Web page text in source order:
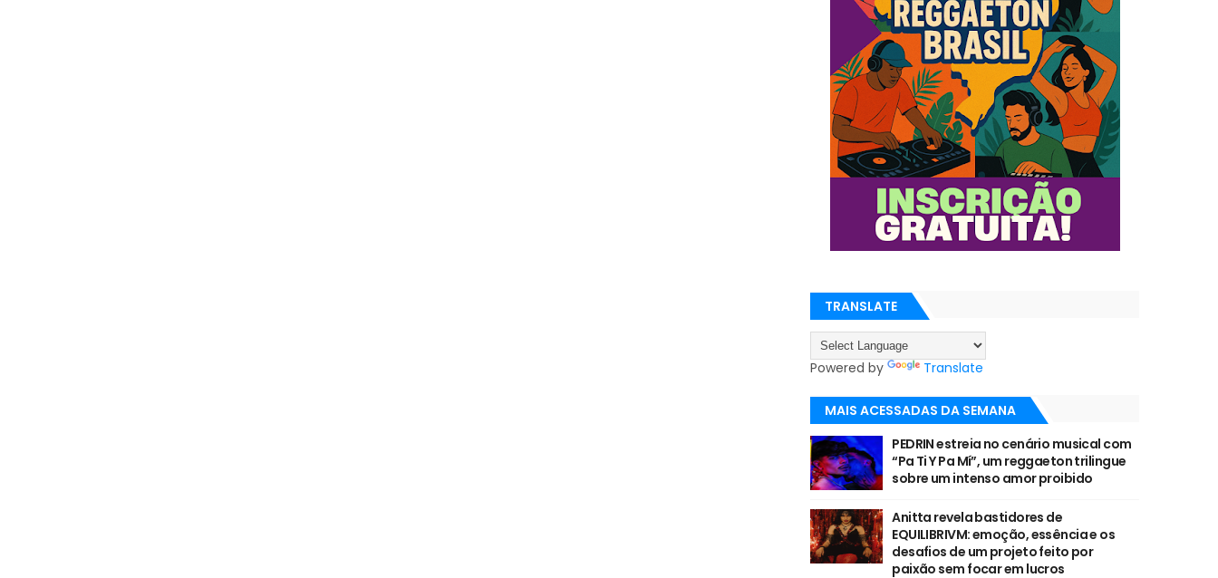
TRANSLATE
Powered by Translate
MAIS ACESSADAS DA SEMANA
PEDRIN estreia no cenário musical com
“Pa Ti Y Pa Mí”, um reggaeton trilingue
sobre um intenso amor proibido
Anitta revela bastidores de
EQUILIBRIVM: emoção, essência e os
desafios de um projeto feito por
paixão sem focar em lucros